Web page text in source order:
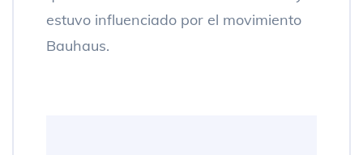
estuvo influenciado por el movimiento
Bauhaus.